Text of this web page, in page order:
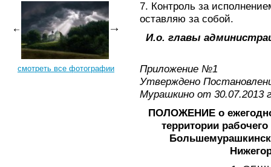
смотреть все фотографии
7. Контроль за
оставляю за собой.
И.о. главы
Приложение №1
Утверждено
Мурашкино от 30.07.2013
ПОЛОЖЕНИЕ о
территории